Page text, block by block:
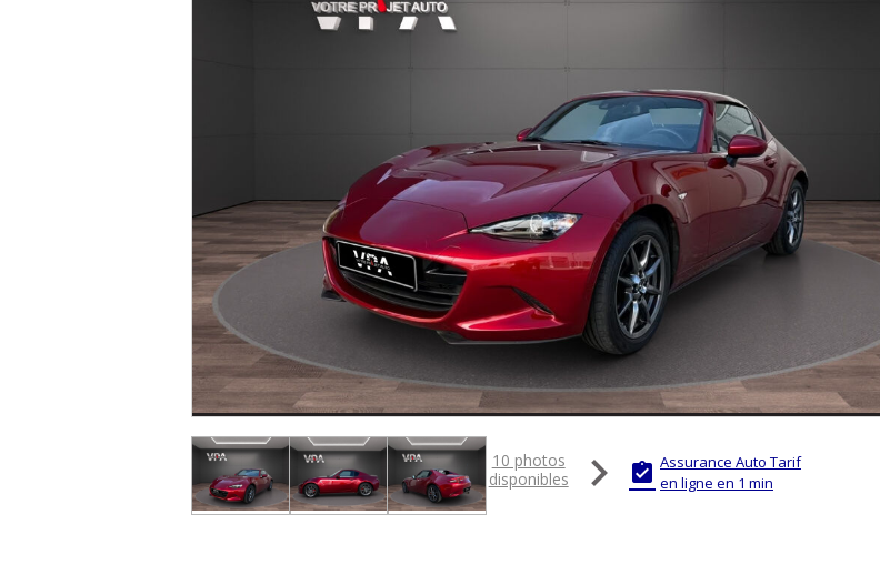
10 photos
disponibles
  Assurance Auto Tarif
en ligne en 1 min